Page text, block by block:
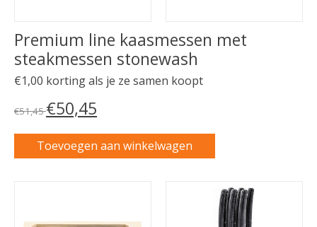
Premium line kaasmessen met
steakmessen stonewash
€1,00 korting als je ze samen koopt
€51,45€50,45
Toevoegen aan winkelwagen